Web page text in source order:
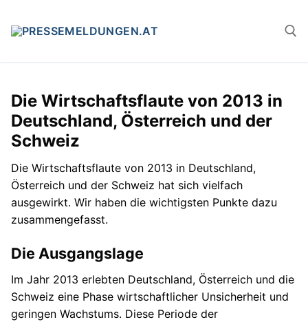
Inhalt
Die Wirtschaftsflaute von 2013 in
Deutschland, Österreich und der
Schweiz
Die Wirtschaftsflaute von 2013 in Deutschland,
Österreich und der Schweiz hat sich vielfach
ausgewirkt. Wir haben die wichtigsten Punkte dazu
zusammengefasst.
Die Ausgangslage
Im Jahr 2013 erlebten Deutschland, Österreich und die
Schweiz eine Phase wirtschaftlicher Unsicherheit und
geringen Wachstums. Diese Periode der